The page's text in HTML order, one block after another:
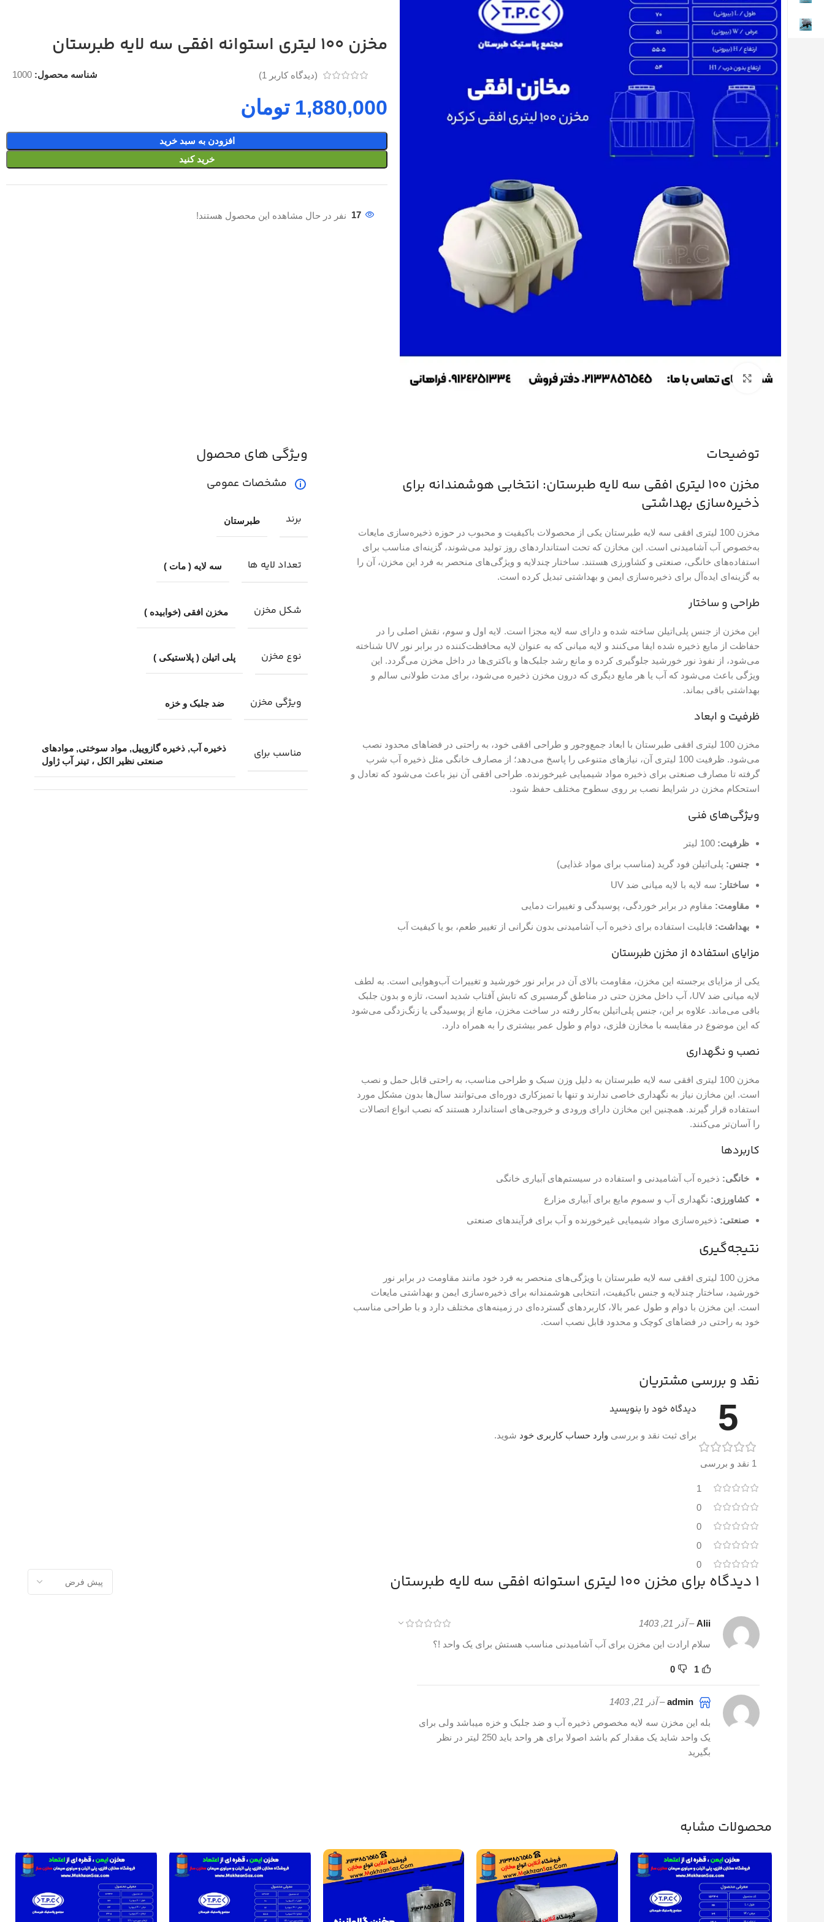
بزرگنمایی تصویر
مخزن 100 لیتری استوانه افقی سه لایه طبرستان
(دیدگاه کاربر 1
) شناسه محصول: 1000
تومان
افزودن به سبد خرید
خرید کنید
17 نفر در حال مشاهده این محصول هستند!
توضیحات
مخزن 100 لیتری افقی سه لایه طبرستان: انتخابی هوشمندانه برای
ذخیره‌سازی بهداشتی
مخزن 100 لیتری افقی سه لایه طبرستان یکی از محصولات باکیفیت و محبوب در حوزه ذخیره‌سازی مایعات
به‌خصوص آب آشامیدنی است. این مخازن که تحت استانداردهای روز تولید می‌شوند، گزینه‌ای مناسب برای
استفاده‌های خانگی، صنعتی و کشاورزی هستند. ساختار چندلایه و ویژگی‌های منحصر به فرد این مخزن، آن را
به گزینه‌ای ایده‌آل برای ذخیره‌سازی ایمن و بهداشتی تبدیل کرده است.
طراحی و ساختار
این مخزن از جنس پلی‌اتیلن ساخته شده و دارای سه لایه مجزا است. لایه اول و سوم، نقش اصلی را در
حفاظت از مایع ذخیره شده ایفا می‌کنند و لایه میانی که به عنوان لایه محافظت‌کننده در برابر نور UV شناخته
می‌شود، از نفوذ نور خورشید جلوگیری کرده و مانع رشد جلبک‌ها و باکتری‌ها در داخل مخزن می‌گردد. این
ویژگی باعث می‌شود که آب یا هر مایع دیگری که درون مخزن ذخیره می‌شود، برای مدت طولانی سالم و
بهداشتی باقی بماند.
ظرفیت و ابعاد
مخزن 100 لیتری افقی طبرستان با ابعاد جمع‌وجور و طراحی افقی خود، به راحتی در فضاهای محدود نصب
می‌شود. ظرفیت 100 لیتری آن، نیازهای متنوعی را پاسخ می‌دهد؛ از مصارف خانگی مثل ذخیره آب شرب
گرفته تا مصارف صنعتی برای ذخیره مواد شیمیایی غیرخورنده. طراحی افقی آن نیز باعث می‌شود که تعادل و
استحکام مخزن در شرایط نصب بر روی سطوح مختلف حفظ شود.
ویژگی‌های فنی
ظرفیت:
جنس: پلی‌اتیلن فود گرید (مناسب برای مواد غذایی)
ساختار: سه لایه با لایه میانی ضد UV
مقاومت: مقاوم در برابر خوردگی، پوسیدگی و تغییرات دمایی
بهداشت: قابلیت استفاده برای ذخیره آب آشامیدنی بدون نگرانی از تغییر طعم، بو یا کیفیت آب
مزایای استفاده از مخزن طبرستان
یکی از مزایای برجسته این مخزن، مقاومت بالای آن در برابر نور خورشید و تغییرات آب‌وهوایی است. به لطف
لایه میانی ضد UV، آب داخل مخزن حتی در مناطق گرمسیری که تابش آفتاب شدید است، تازه و بدون جلبک
باقی می‌ماند. علاوه بر این، جنس پلی‌اتیلن به‌کار رفته در ساخت مخزن، مانع از پوسیدگی یا زنگ‌زدگی می‌شود
که این موضوع در مقایسه با مخازن فلزی، دوام و طول عمر بیشتری را به همراه دارد.
نصب و نگهداری
مخزن 100 لیتری افقی سه لایه طبرستان به دلیل وزن سبک و طراحی مناسب، به راحتی قابل حمل و نصب
است. این مخازن نیاز به نگهداری خاصی ندارند و تنها با تمیزکاری دوره‌ای می‌توانند سال‌ها بدون مشکل مورد
استفاده قرار گیرند. همچنین این مخازن دارای ورودی و خروجی‌های استاندارد هستند که نصب انواع اتصالات
را آسان‌تر می‌کنند.
کاربردها
خانگی: ذخیره آب آشامیدنی و استفاده در سیستم‌های آبیاری خانگی
کشاورزی: نگهداری آب و سموم مایع برای آبیاری مزارع
صنعتی: ذخیره‌سازی مواد شیمیایی غیرخورنده و آب برای فرآیندهای صنعتی
نتیجه‌گیری
مخزن 100 لیتری افقی سه لایه طبرستان با ویژگی‌های منحصر به فرد خود مانند مقاومت در برابر نور
خورشید، ساختار چندلایه و جنس باکیفیت، انتخابی هوشمندانه برای ذخیره‌سازی ایمن و بهداشتی مایعات
است. این مخزن با دوام و طول عمر بالا، کاربردهای گسترده‌ای در زمینه‌های مختلف دارد و با طراحی مناسب
خود به راحتی در فضاهای کوچک و محدود قابل نصب است.
ویژگی های محصول
مشخصات عمومی
برند طبرستان
تعداد لایه ها سه لایه ( مات )
شکل مخزن مخزن افقی (خوابیده )
نوع مخزن پلی اتیلن ( پلاستیکی )
ویژگی مخزن ضد جلبک و خزه
مناسب برای
ذخیره آب, ذخیره گازوییل, مواد سوختی, موادهای
صنعتی نظیر الکل ، تینر آب ژاول
نقد و بررسی مشتریان
5
1 نقد و بررسی
1
0
0
0
0
1 دیدگاه برای مخزن 100 لیتری استوانه افقی سه لایه طبرستان
Alii
– آذر 21, 1403
سلام ارادت این مخزن برای آب آشامیدنی مناسب هستش برای یک واحد !؟
1
0
– آذر 21, 1403
بله این مخزن سه لایه مخصوص ذخیره آب و ضد جلبک و خزه میباشد ولی برای
یک واحد شاید یک مقدار کم باشد اصولا برای هر واحد باید 250 لیتر در نظر
بگیرید
دیدگاه خود را بنویسید
برای ثبت نقد و بررسی وارد حساب کاربری خود شوید.
محصولات مشابه